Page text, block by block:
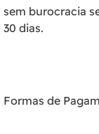
sem burocracia
30 dias.
Formas de